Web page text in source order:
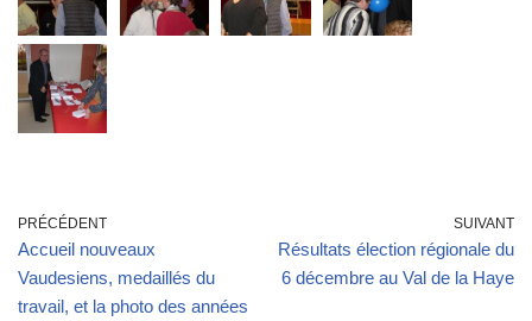
PRÉCÉDENT
Accueil nouveaux
Vaudesiens, medaillés du
travail, et la photo des années
SUIVANT
Résultats élection régionale du
6 décembre au Val de la Haye